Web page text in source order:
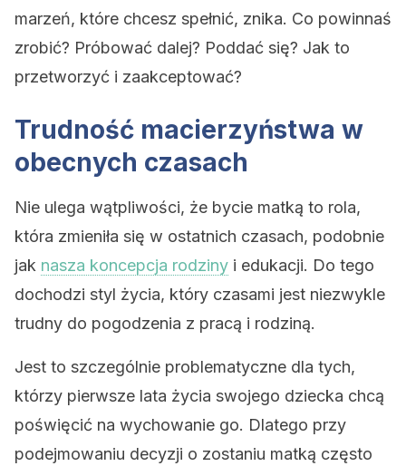
marzeń, które chcesz spełnić, znika. Co powinnaś
zrobić? Próbować dalej? Poddać się? Jak to
przetworzyć i zaakceptować?
Trudność macierzyństwa w
obecnych czasach
Nie ulega wątpliwości, że bycie matką to rola,
która zmieniła się w ostatnich czasach, podobnie
jak nasza koncepcja rodziny i edukacji. Do tego
dochodzi styl życia, który czasami jest niezwykle
trudny do pogodzenia z pracą i rodziną.
Jest to szczególnie problematyczne dla tych,
którzy pierwsze lata życia swojego dziecka chcą
poświęcić na wychowanie go. Dlatego przy
podejmowaniu decyzji o zostaniu matką często